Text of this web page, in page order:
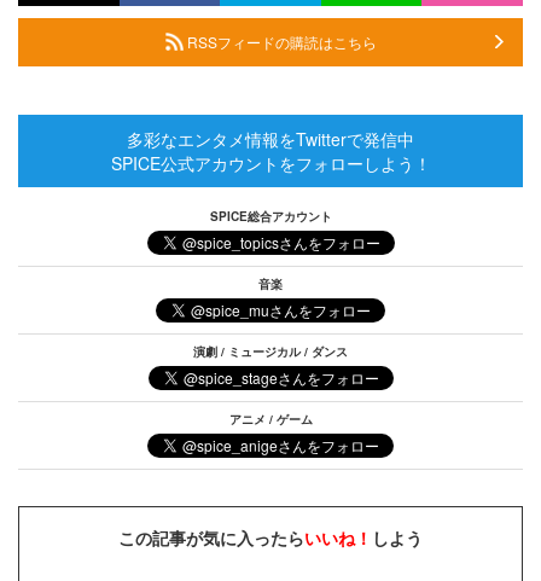
RSSフィードの購読はこちら
多彩なエンタメ情報をTwitterで発信中
SPICE公式アカウントをフォローしよう！
SPICE総合アカウント
音楽
演劇 / ミュージカル / ダンス
アニメ / ゲーム
この記事が気に入ったらいいね！ しよう